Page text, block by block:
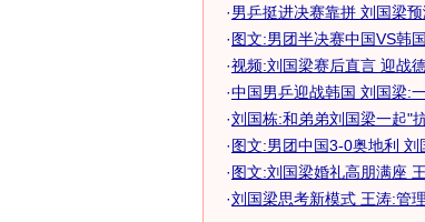
·男乒挺进决赛靠拼 刘国梁预
·图文:男团半决赛中国VS韩
·视频:刘国梁赛后直言 迎战
·中国男乒迎战韩国 刘国梁:
·刘国栋:和弟弟刘国梁一起"
·图文:男团中国3-0奥地利
·图文:刘国梁婚礼高朋满座
·刘国梁思考新模式 王涛:管